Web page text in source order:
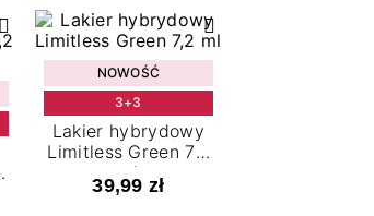
NOWOŚĆ
3+3
Lakier hybrydowy
Limitless Green 7,2
ml
39,99 zł